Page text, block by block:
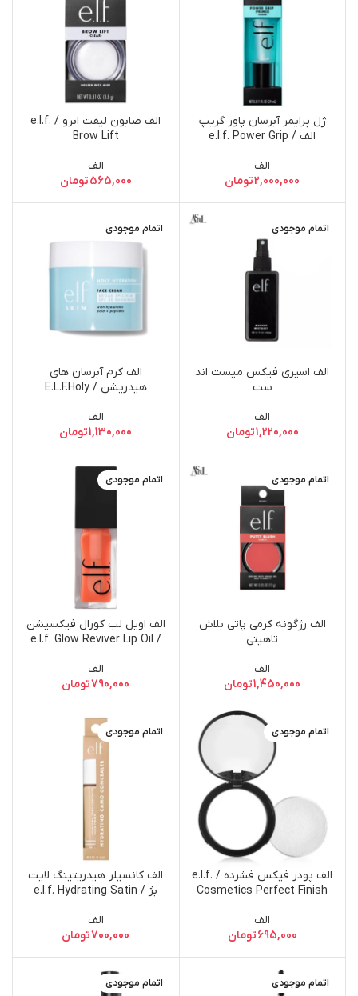
ژل پرایمر آبرسان پاور گریپ
الف / e.l.f. Power Grip
الف
2,000,000تومان
الف صابون لیفت ابرو / e.l.f.
Brow Lift
الف
565,000تومان
اتمام موجودی
الف اسپری فیکس میست اند
ست
الف
1,220,000تومان
اتمام موجودی
الف کرم آبرسان های
هیدریشن / E.L.F.Holy
30
الف
1,130,000تومان
اتمام موجودی
الف رژگونه کرمی پاتی بلاش
تاهیتی
الف
1,450,000تومان
اتمام موجودی
الف اویل لب کورال فیکسیشن
/ e.l.f. Glow Reviver Lip Oil
الف
790,000تومان
اتمام موجودی
الف پودر فیکس فشرده / e.l.f.
Cosmetics Perfect Finish
الف
695,000تومان
اتمام موجودی
الف کانسیلر هیدریتینگ لایت
بژ / e.l.f. Hydrating Satin
Beige
الف
700,000تومان
اتمام موجودی اتمام موجودی